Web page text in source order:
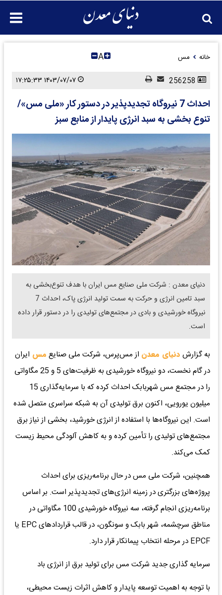
خانه مس A
احداث 7 نیروگاه تجدیدپذیر در دستور کار «ملی مس»/
تنوع بخشی به سبد انرژی پایدار از منابع سبز
دنیای معدن : شرکت ملی صنایع مس ایران با هدف تنوع‌بخشی به
سبد تامین انرژی و حرکت به سمت تولید انرژی پاک، احداث 7
نیروگاه خورشیدی و بادی در مجتمع‌های تولیدی را در دستور قرار داده
است.
به گزارش دنیای معدن از مس‌پرس، شرکت ملی صنایع مس ایران
در گام نخست، دو نیروگاه خورشیدی به ظرفیت‌های 5 و 25 مگاواتی
را در مجتمع مس شهربابک احداث کرده که با سرمایه‌گذاری 15
میلیون یورویی، اکنون برق تولیدی آن به شبکه سراسری متصل شده
است. این نیروگاه‌ها با استفاده از انرژی خورشید، بخشی از نیاز برق
مجتمع‌های تولیدی را تأمین کرده و به کاهش آلودگی محیط زیست
کمک می‌کند.
همچنین، شرکت ملی مس در حال برنامه‌ریزی برای احداث
پروژه‌های بزرگتری در زمینه انرژی‌های تجدیدپذیر است. بر اساس
برنامه‌ریزی انجام گرفته، سه نیروگاه خورشیدی 100 مگاواتی در
مناطق سرچشمه، شهر بابک و سونگون، در قالب قراردادهای EPC یا
EPCF در مرحله انتخاب پیمانکار قرار دارد.
سرمایه گذاری جدید شرکت مس برای تولید برق از انرژی باد
با توجه به اهمیت توسعه پایدار و کاهش اثرات زیست محیطی،